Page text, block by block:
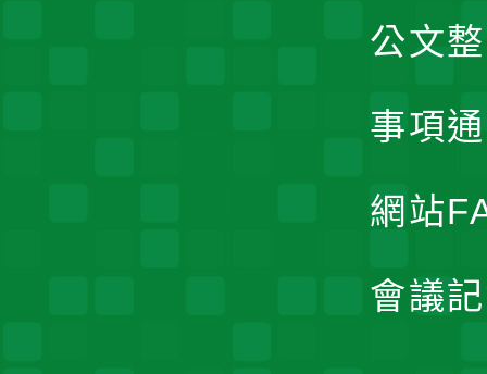
公文
事項
網站
會議